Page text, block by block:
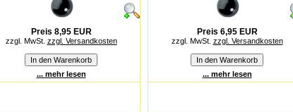
Preis 8,95 EUR
zzgl. MwSt. zzgl. Versandkosten
... mehr lesen
Preis 6,95 EUR
zzgl. MwSt. zzgl. Versandkosten
... mehr lesen